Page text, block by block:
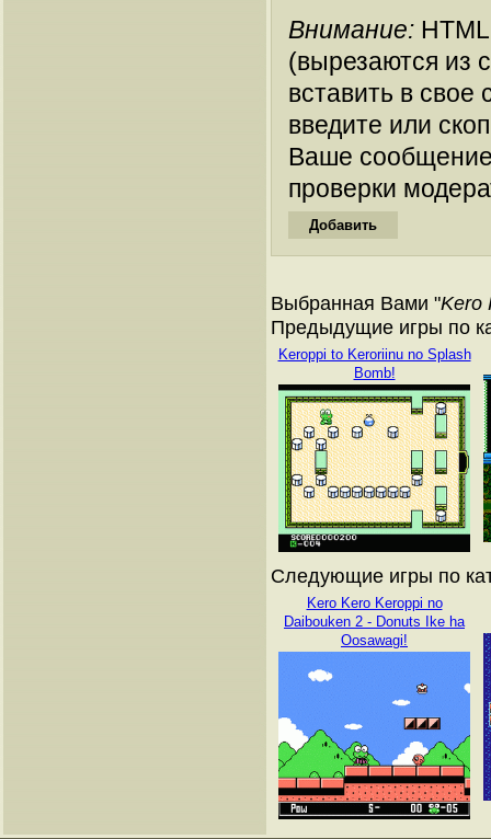
Внимание:
(вырезаются из
вставить в
введите или
Ваше
проверки
Выбранная Вами "Kero
Предыдущие игры по
Keroppi to Keroriinu no Splash
Bomb!
Следующие игры по
Kero Kero Keroppi no
Daibouken 2 - Donuts Ike ha
Oosawagi!